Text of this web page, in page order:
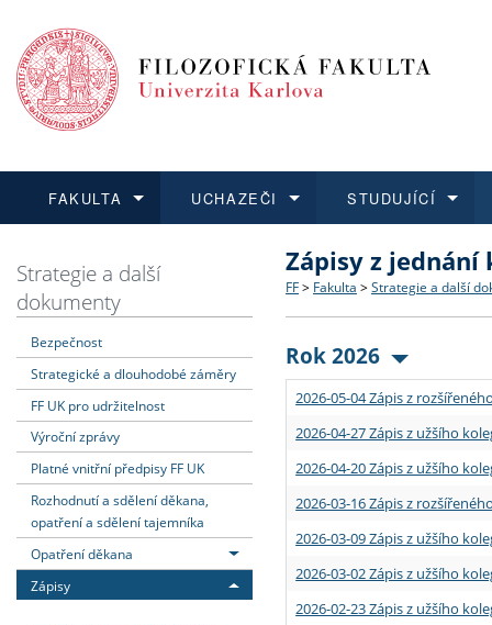
FAKULTA
Dozvědět se více
Struktura a historie
Strategie a další
Podpora a benefity pro
Absolventi fakulty
UCHAZEČI
Podat přihlášku
Co studovat a jak se
Učitelské studijní
Informace k průběhu
STUDUJÍCÍ
Dozvědět se více
Bakalářské a magisterské
Doktorské studium
Rigorózní řízení
Dozvědět se více
O vědě a výzkumu na FF
Akademické kvalifikace
Granty a projekty
Dozvědět se více
Aktuální nabídky a
Vyjíždějící studenti
Přijíždějící studenti
Vyjíždějící zaměstnanci
Strategie a další
dokumenty
Bezpečnost
Strategické a dlouhodobé záměry
FF UK pro udržitelnost
Výroční zprávy
Platné vnitřní předpisy FF UK
Rozhodnutí a sdělení děkana,
opatření a sdělení tajemníka
Opatření děkana
Zápisy
Zápisy z jednání
FF > Fakulta > Strategie a další
Rok 2026
2026-05-04 Zápis z
2026-04-27 Zápis z užšího
2026-04-20 Zápis z užšího
2026-03-16 Zápis z
2026-03-09 Zápis z užšího
2026-03-02 Zápis z užšího
2026-02-23 Zápis z užšího